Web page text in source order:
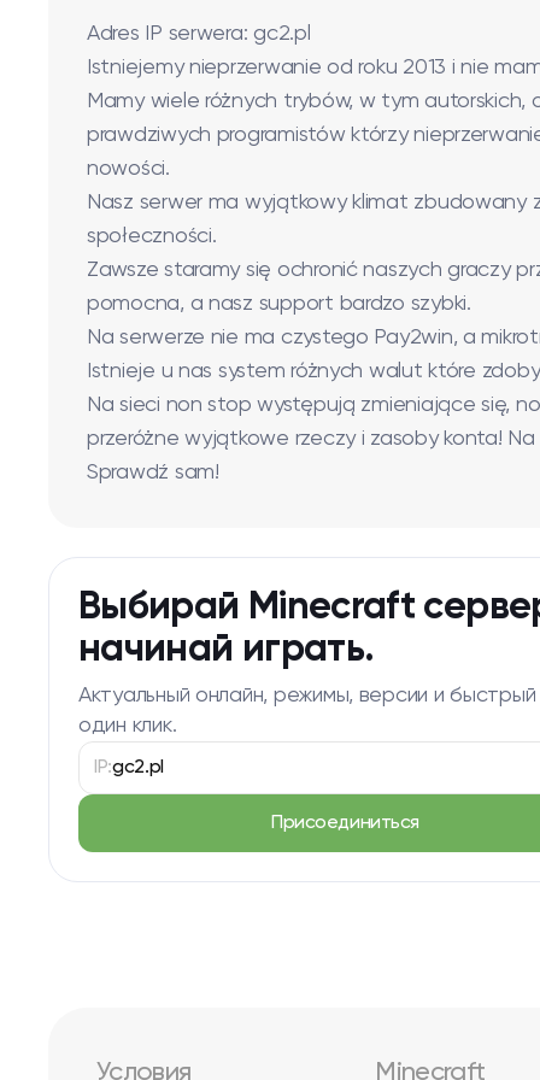
Adres IP serwera: gc2.pl
Istniejemy nieprzerwanie od roku 2013 i nie
Mamy wiele różnych trybów, w tym autorskich,
prawdziwych programistów którzy
nowości.
Nasz serwer ma wyjątkowy klimat zbudowany
społeczności.
Zawsze staramy się ochronić naszych graczy
pomocna, a nasz support bardzo szybki.
Na serwerze nie ma czystego Pay2win, a
Istnieje u nas system różnych walut które
Na sieci non stop występują zmieniające się,
przeróżne wyjątkowe rzeczy i zasoby konta!
Sprawdź sam!
Выбирай Minecraft
начинай играть.
Актуальный онлайн, режимы, версии и быстрый
один клик.
IP:gc2.pl
Присоединиться
Условия Minecraft